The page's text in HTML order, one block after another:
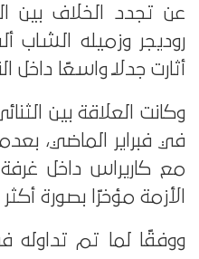
عن تجدد الخلاف بين
روديجر وزميله الشاب
أثارت جدلاً واسعًا داخل
وكانت العلاقة بين
في فبراير الماضي،
مع كاريراس داخل
الأزمة مؤخرًا بصورة
ووفقًا لما تم تداوله